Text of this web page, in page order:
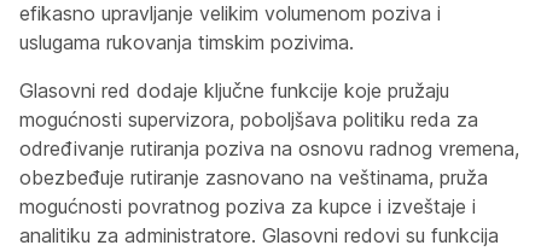
efikasno upravljanje velikim volumenom poziva i
uslugama rukovanja timskim pozivima.
Glasovni red dodaje ključne funkcije koje pružaju
mogućnosti supervizora, poboljšava politiku reda za
određivanje rutiranja poziva na osnovu radnog vremena,
obezbeđuje rutiranje zasnovano na veštinama, pruža
mogućnosti povratnog poziva za kupce i izveštaje i
analitiku za administratore. Glasovni redovi su funkcija